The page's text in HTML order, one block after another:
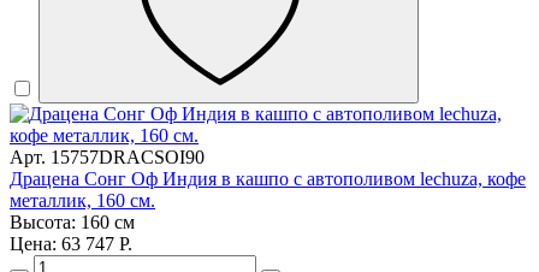
Арт. 15757DRACSOI90
Драцена Сонг Оф Индия в кашпо с автополивом lechuza, кофе
металлик, 160 см.
Высота: 160 см
Цена: 63 747 Р.